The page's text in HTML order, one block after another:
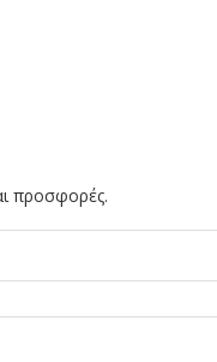
προσφορές.